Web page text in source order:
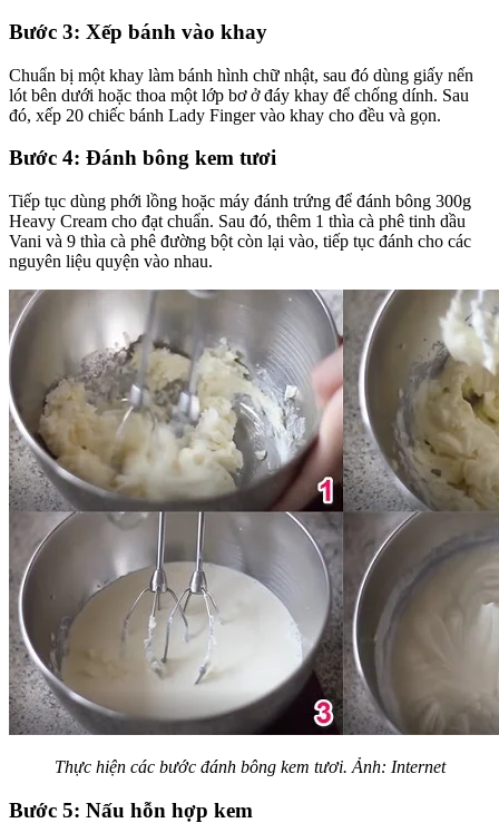
Bước 3: Xếp bánh vào khay
Chuẩn bị một khay làm bánh hình chữ nhật, sau đó dùng giấy nến
lót bên dưới hoặc thoa một lớp bơ ở đáy khay để chống dính. Sau
đó, xếp 20 chiếc bánh Lady Finger vào khay cho đều và gọn.
Bước 4: Đánh bông kem tươi
Tiếp tục dùng phới lồng hoặc máy đánh trứng để đánh bông 300g
Heavy Cream cho đạt chuẩn. Sau đó, thêm 1 thìa cà phê tinh dầu
Vani và 9 thìa cà phê đường bột còn lại vào, tiếp tục đánh cho các
nguyên liệu quyện vào nhau.
Thực hiện các bước đánh bông kem tươi. Ảnh: Internet
Bước 5: Nấu hỗn hợp kem